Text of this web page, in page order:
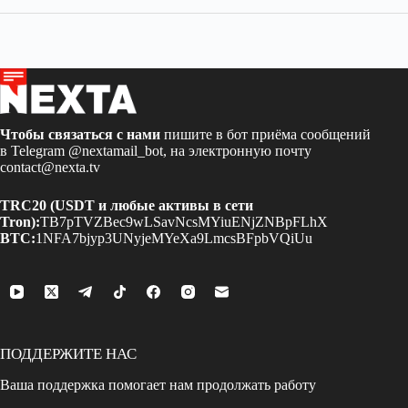
Чтобы связаться с нами пишите в бот приёма сообщений
в Telegram @nextamail_bot, на электронную почту
contact@nexta.tv
TRC20 (USDT и любые активы в сети
Tron):TB7pTVZBec9wLSavNcsMYiuENjZNBpFLhX
BTC:1NFA7bjyp3UNyjeMYeXa9LmcsBFpbVQiUu
ПОДДЕРЖИТЕ НАС
Ваша поддержка помогает нам продолжать работу